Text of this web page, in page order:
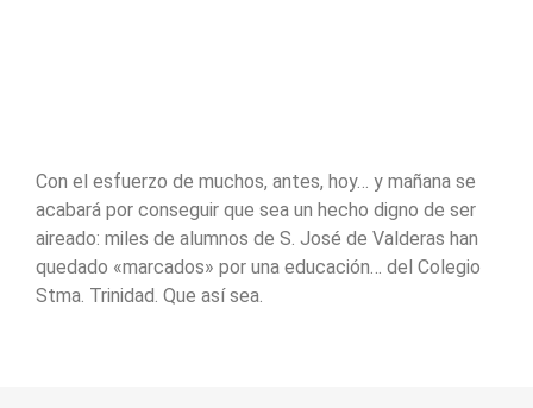
Con el esfuerzo de muchos, antes, hoy… y mañana se
acabará por conseguir que sea un hecho digno de ser
aireado: miles de alumnos de S. José de Valderas han
quedado «marcados» por una educación… del Colegio
Stma. Trinidad. Que así sea.